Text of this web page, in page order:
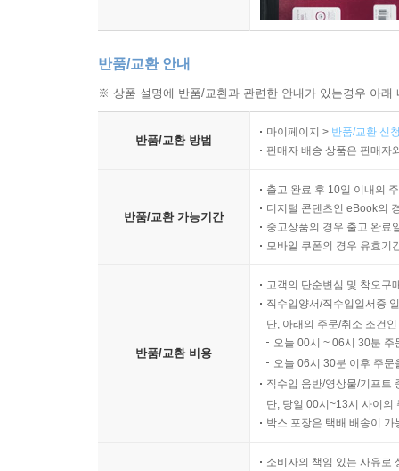
반품/교환 안내
※ 상품 설명에 반품/교환과 관련한 안내가 있는경우 아
반품/교환 방법
마이페이지 > 반품/교환 신
판매자 배송 상품은 판매자
반품/교환 가능기간
출고 완료 후 10일 이내의
디지털 콘텐츠인 eBook의
중고상품의 경우 출고 완료
모바일 쿠폰의 경우 유효기
반품/교환 비용
고객의 단순변심 및 착오구
직수입양서/직수입일서중
단, 아래의 주문/취소 조건
오늘 00시 ~ 06시 30분
오늘 06시 30분 이후 주
직수입 음반/영상물/기프트
단, 당일 00시~13시 사이의
박스 포장은 택배 배송이
소비자의 책임 있는 사유로